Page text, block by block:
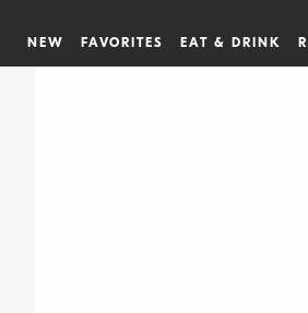
NEW FAVORITES EAT & DRINK